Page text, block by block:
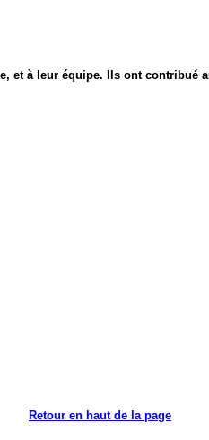
et à leur équipe. Ils ont contribué
Retour en haut de la page